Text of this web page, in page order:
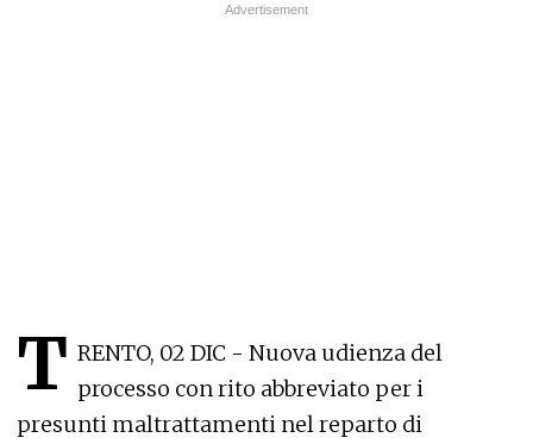
T RENTO, 02 DIC - Nuova udienza del
processo con rito abbreviato per i
presunti maltrattamenti nel reparto di